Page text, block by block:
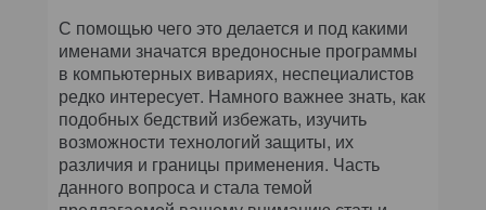
С помощью чего это делается и под какими
именами значатся вредоносные программы
в компьютерных вивариях, неспециалистов
редко интересует. Намного важнее знать, как
подобных бедствий избежать, изучить
возможности технологий защиты, их
различия и границы применения. Часть
данного вопроса и стала темой